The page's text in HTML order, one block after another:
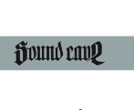
INFORMAZIONI